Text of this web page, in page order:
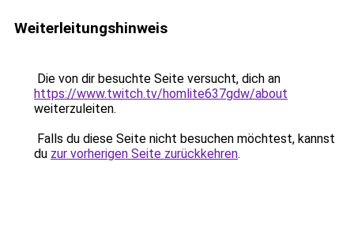
Weiterleitungshinweis
Die von dir besuchte Seite versucht, dich an
https://www.twitch.tv/homlite637gdw/about
weiterzuleiten.
Falls du diese Seite nicht besuchen möchtest, kannst
du zur vorherigen Seite zurückkehren.